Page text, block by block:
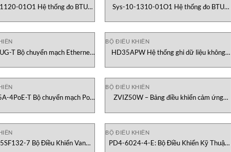
01O1 Hệ thống đo BTU
Sys-10-1310-01O1 Hệ thống đo BTU
T Bộ chuyển mạch Ethernet
BỘ ĐIỀU KHIỂN
HD35APW Hệ thống ghi dữ liệu không
4PoE-T Bộ chuyển mạch PoE
BỘ ĐIỀU KHIỂN
ZVIZ50W – Bảng điều khiển cảm ứng
7 Bộ Điều Khiển Van
BỘ ĐIỀU KHIỂN
PD4-6024-4-E: Bộ Điều Khiển Kỹ Thuật